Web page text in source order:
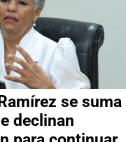
se suma
declinan